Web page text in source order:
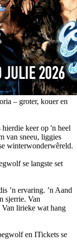
– groter, kouer en
keer op 'n heel
van sneeu, liggies
winterwonderwêreld.
se langste set
’n ervaring. ’n Aand
sjerrie. Van
lirieke wat hang
en ITickets se